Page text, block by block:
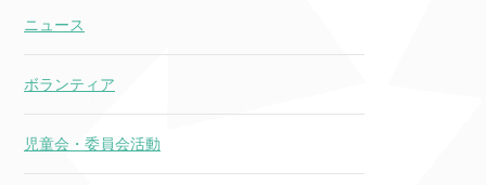
ニュース
ボランティア
児童会・委員会活動